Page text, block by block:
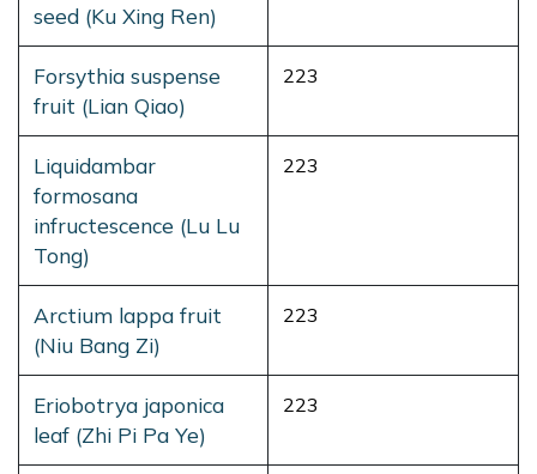
seed (Ku Xing Ren)
Forsythia suspense
fruit (Lian Qiao)
223
Liquidambar
formosana
infructescence (Lu Lu
Tong)
223
Arctium lappa fruit
(Niu Bang Zi)
223
Eriobotrya japonica
leaf (Zhi Pi Pa Ye)
223